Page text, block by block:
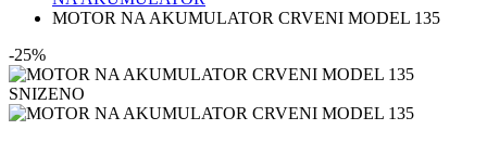
MOTOR NA AKUMULATOR CRVENI MODEL 135
-25%
SNIZENO